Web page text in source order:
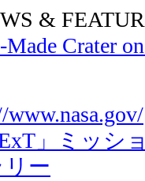
&
Crater
www.nasa.gov/
」ミッシ
ー